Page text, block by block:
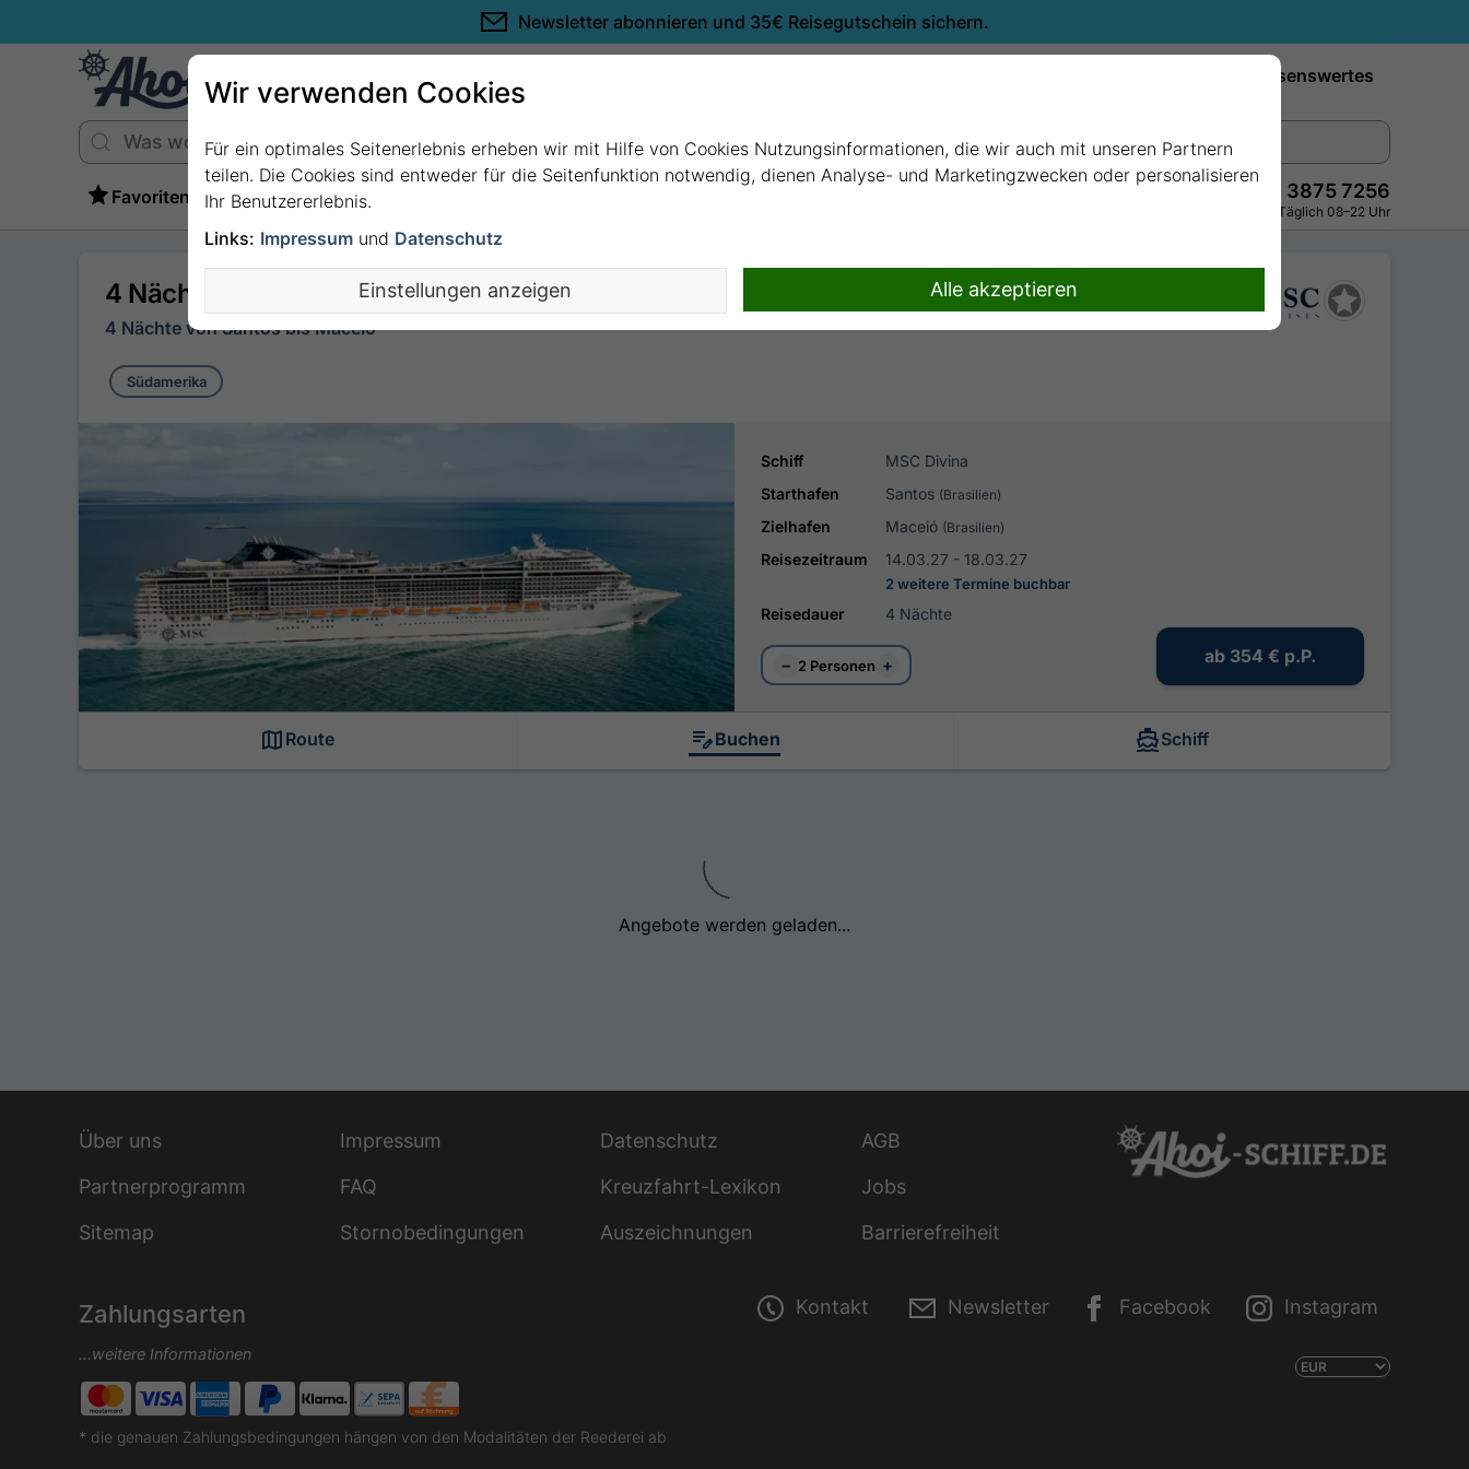
Newsletter abonnieren und 35€ Reisegutschein sichern.
Wissenswertes
Favoriten +49 228 3875 7256
Persönlich · Kostenlos · Täglich 08–22 Uhr
4 Nächte Südamerika ab Santos bis Maceió mit MSC Divina
4 Nächte von Santos bis Maceió
Südamerika
Schiff
MSC Divina
Starthafen
Santos (Brasilien)
Zielhafen Maceió (Brasilien)
Reisezeitraum 14.03.27 - 18.03.27
2 weitere Termine buchbar
Reisedauer 4 Nächte
− 2 Personen + ab 354 € p.P.
Route Buchen Schiff
Angebote werden geladen...
Über uns Impressum Datenschutz
AGB
Partnerprogramm
FAQ Kreuzfahrt-Lexikon
Jobs
Sitemap
Stornobedingungen Auszeichnungen Barrierefreiheit
Zahlungsarten
...weitere Informationen
* die genauen Zahlungsbedingungen hängen von den Modalitäten der Reederei ab
Kontakt Newsletter Facebook Instagram
Wir verwenden Cookies
Für ein optimales Seitenerlebnis erheben wir mit Hilfe von Cookies Nutzungsinformationen, die wir auch mit unseren Partnern
teilen. Die Cookies sind entweder für die Seitenfunktion notwendig, dienen Analyse- und Marketingzwecken oder personalisieren
Ihr Benutzererlebnis.
Links: Impressum und Datenschutz
Einstellungen anzeigen Alle akzeptieren